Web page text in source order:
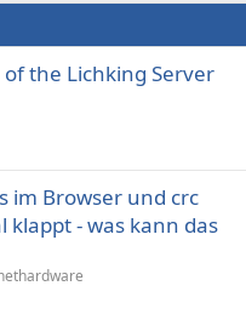
the Lichking Server
im Browser und crc
klappt - was kann das